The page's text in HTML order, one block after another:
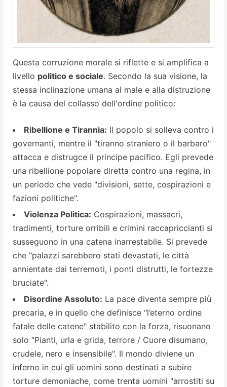
Questa corruzione morale si riflette e si amplifica a
livello politico e sociale. Secondo la sua visione, la
stessa inclinazione umana al male e alla distruzione
è la causa del collasso dell'ordine politico:
Ribellione e Tirannia: Il popolo si solleva contro i
governanti, mentre il "tiranno straniero o il barbaro"
attacca e distrugce il principe pacifico. Egli prevede
una ribellione popolare diretta contro una regina, in
un periodo che vede "divisioni, sette, cospirazioni e
fazioni politiche".
Violenza Politica: Cospirazioni, massacri,
tradimenti, torture orribili e crimini raccapriccianti si
susseguono in una catena inarrestabile. Si prevede
che "palazzi sarebbero stati devastati, le città
annientate dai terremoti, i ponti distrutti, le fortezze
bruciate".
Disordine Assoluto: La pace diventa sempre più
precaria, e in quello che definisce "l’eterno ordine
fatale delle catene" stabilito con la forza, risuonano
solo "Pianti, urla e grida, terrore / Cuore disumano,
crudele, nero e insensibile". Il mondo diviene un
inferno in cui gli uomini sono destinati a subire
torture demoniache, come trenta uomini "arrostiti su